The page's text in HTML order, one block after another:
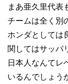
まあ亜久里代表
チームは全く別
ホンダとしては
関してはサッパ
日本人なんてレ
いるんでしょう